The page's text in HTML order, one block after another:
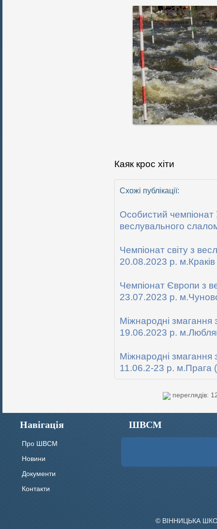
Каяк крос хіти
Схожі публікації:
Особистий чемпіонат
веслувального
Чемпіонат світу з
20.08.2023 р.
Чемпіонат Європи з
23.07.2023 р.
Міжнародні
19.06.2023 р.
Міжнародні
11.06.2-23 р. м.Прага
переглядів:
Навігація
Про ШВСМ
Новини
Документи
Контакти
ШВСМ
© ВІННИЦЬКА